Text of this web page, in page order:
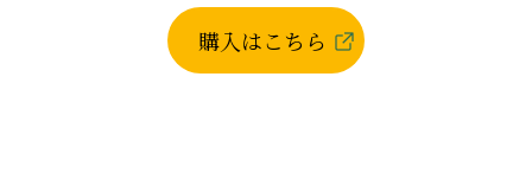
購入はこちら